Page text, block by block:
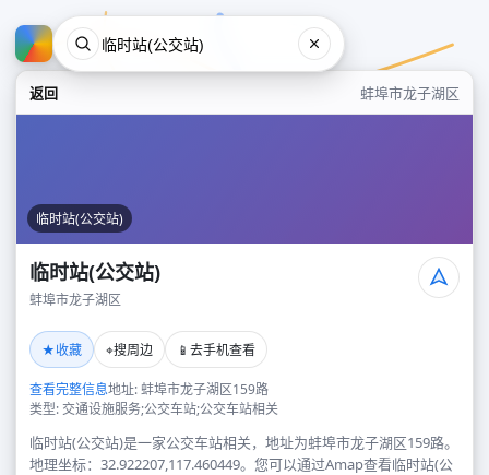
返回 蚌埠市龙子湖区
临时站(公交站)
临时站(公交站)
蚌埠市龙子湖区
★收藏 ⌖搜周边 📱 去手机查看
查看完整信息地址: 蚌埠市龙子湖区159路
类型: 交通设施服务;公交车站;公交车站相关
临时站(公交站)是一家公交车站相关，地址为蚌埠市龙子湖区159路。
地理坐标：32.922207,117.460449。您可以通过Amap查看临时站(公